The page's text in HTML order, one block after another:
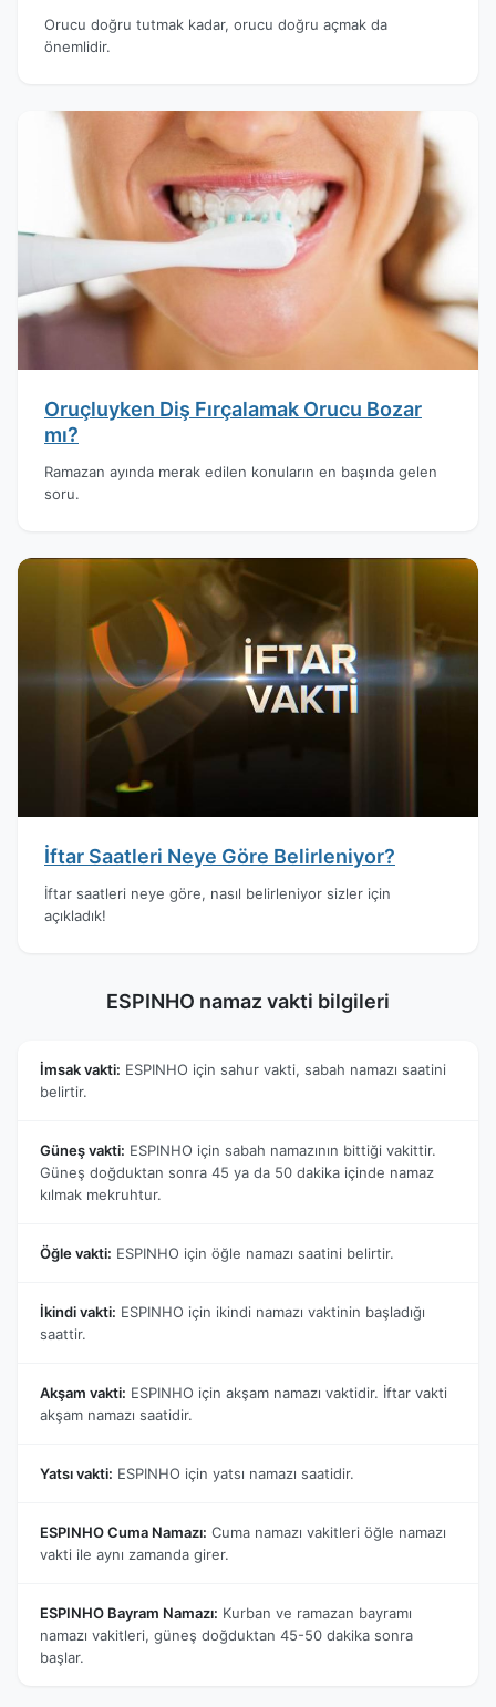
Orucu doğru tutmak kadar, orucu doğru açmak da
önemlidir.
Oruçluyken Diş Fırçalamak Orucu Bozar
mı?
Ramazan ayında merak edilen konuların en başında gelen
soru.
İftar Saatleri Neye Göre Belirleniyor?
İftar saatleri neye göre, nasıl belirleniyor sizler için
açıkladık!
ESPINHO namaz vakti bilgileri
İmsak vakti: ESPINHO için sahur vakti, sabah namazı saatini
belirtir.
Güneş vakti: ESPINHO için sabah namazının bittiği vakittir.
Güneş doğduktan sonra 45 ya da 50 dakika içinde namaz
kılmak mekruhtur.
Öğle vakti: ESPINHO için öğle namazı saatini belirtir.
İkindi vakti: ESPINHO için ikindi namazı vaktinin başladığı
saattir.
Akşam vakti: ESPINHO için akşam namazı vaktidir. İftar vakti
akşam namazı saatidir.
Yatsı vakti: ESPINHO için yatsı namazı saatidir.
ESPINHO Cuma Namazı: Cuma namazı vakitleri öğle namazı
vakti ile aynı zamanda girer.
ESPINHO Bayram Namazı: Kurban ve ramazan bayramı
namazı vakitleri, güneş doğduktan 45-50 dakika sonra
başlar.